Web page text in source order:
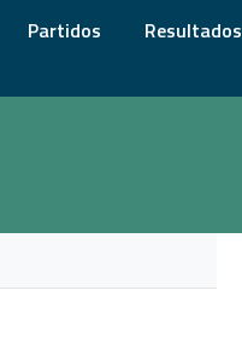
Partidos Resultados